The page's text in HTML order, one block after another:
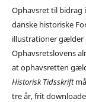
Ophavsret til bidrag i
danske historiske
illustrationer gælder
Ophavsretslovens
at ophavsretten
Historisk Tidsskrift
tre år, frit